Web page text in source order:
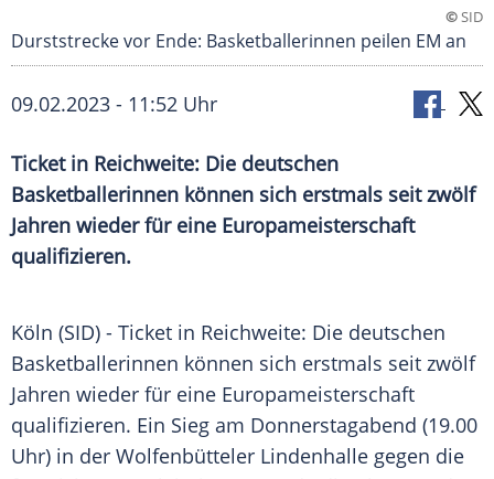
©SID
Durststrecke vor Ende: Basketballerinnen peilen EM an
09.02.2023 - 11:52 Uhr
Ticket in Reichweite: Die deutschen
Basketballerinnen können sich erstmals seit zwölf
Jahren wieder für eine Europameisterschaft
qualifizieren.
Köln (SID) - Ticket in Reichweite: Die deutschen
Basketballerinnen können sich erstmals seit zwölf
Jahren wieder für eine Europameisterschaft
qualifizieren. Ein Sieg am Donnerstagabend (19.00
Uhr) in der Wolfenbütteler Lindenhalle gegen die